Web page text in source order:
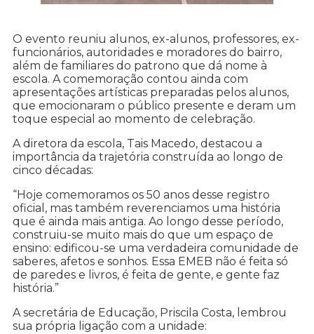
O evento reuniu alunos, ex-alunos, professores, ex-
funcionários, autoridades e moradores do bairro,
além de familiares do patrono que dá nome à
escola. A comemoração contou ainda com
apresentações artísticas preparadas pelos alunos,
que emocionaram o público presente e deram um
toque especial ao momento de celebração.
A diretora da escola, Tais Macedo, destacou a
importância da trajetória construída ao longo de
cinco décadas:
“Hoje comemoramos os 50 anos desse registro
oficial, mas também reverenciamos uma história
que é ainda mais antiga. Ao longo desse período,
construiu-se muito mais do que um espaço de
ensino: edificou-se uma verdadeira comunidade de
saberes, afetos e sonhos. Essa EMEB não é feita só
de paredes e livros, é feita de gente, e gente faz
história.”
A secretária de Educação, Priscila Costa, lembrou
sua própria ligação com a unidade: